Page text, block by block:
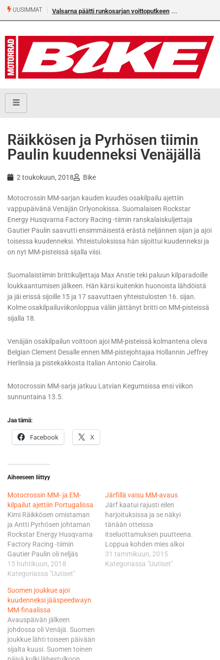
UUSIMMAT Valsarna päätti runkosarjan voittoputkeen
Räikkösen ja Pyrhösen tiimin
Paulin kuudenneksi Venäjällä
2 toukokuun, 2018 Bike
Motocrossin MM-sarjan kauden kuudes osakilpailu ajettiin
vappupäivänä Venäjän Orlyonokissa. Suomalaisen Rockstar
Energy Husqvarna Factory Racing -tiimin ranskalaiskuljettaja
Gautier Paulin saavutti ensimmäisestä erästä neljännen sijan ja ajoi
toisessa kuudenneksi. Yhteistuloksissa hän sijoittui kuudenneksi ja
on nyt MM-pisteissä sijalla viisi.
Suomalaistiimin brittikuljettaja Max Anstie teki paluun kilparadoille
loukkaantumisen jälkeen. Hän kärsi kuitenkin huonoista lähdöistä
ja jäi erissä sijoille 15 ja 17 saavuttaen yhteistulosten 16. sijan.
Kolme osakilpailuviikonloppua väliin jättänyt britti on MM-pisteissä
sijalla 18.
Venäjän osakilpailun voittoon ajoi MM-pisteissä kolmantena oleva
Belgian Clement Desalle ennen MM-pistejohtajaa Hollannin Jeffrey
Herlinsia ja pistekakkosta Italian Antonio Cairolia.
Motocrossin MM-sarja jatkuu Latvian Kegumsissa ensi viikon
sunnuntaina 13.5.
Jaa tämä:
Facebook X
Aiheeseen liittyy
Motocrossin MM- ja EM-
kilpailut ajettiin Portugalissa
Kimi Räikkösen omistaman
ja Antti Pyrhösen johtaman
Rockstar Energy Husqvarna
Factory Racing -tiimin
Gautier Paulin oli neljäs
sunnuntain ensimmäisessä
kilpailussa.
kuitenkaan päässyt
starttaamaan sunnuntain
toiseen kilpailulähtöön.
Räikkösen tiimin
brittikuljettaja Max Anstie
joutui jättämään Espanjan
osakilpailussa sattuneen
15 huhtikuun, 2018
Kategoriassa "Uutiset"
Järfillä vaisu MM-avaus
Järf kaatui rajusti eilen
harjoituksissa ja se näkyi
tänään otteissa
itseluottamuksen puutteena.
Loppua kohden mies alkoi
saamaan juonesta kiinni niin
hyvin, että hallitseva mestari
31 tammikuun, 2015
Kategoriassa "Uutiset"
Suomen joukkue ajoi
kuudenneksi jääspeedwayn
MM-finaalissa
Avauspäivän jälkeen
johdossa oli Venäjä. Suomen
joukkue lähti toiseen päivään
sijalta kuusi. Suomen toinen